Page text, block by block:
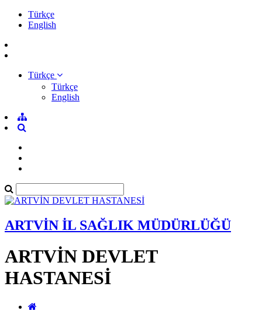
Türkçe
English
Türkçe
Türkçe
English
ARTVİN İL SAĞLIK MÜDÜRLÜĞÜ
ARTVİN DEVLET
HASTANESİ